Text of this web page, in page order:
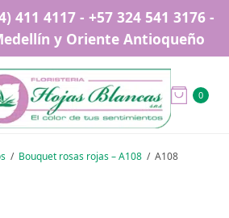
411 4117 - +57 324 541 3176 -
y Oriente Antioqueño
0
Bouquet rosas rojas – A108 A108